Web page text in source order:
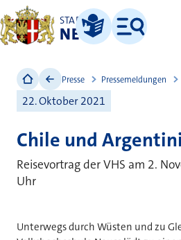
STADT
NEUSS
Leichte Sprache
Menü
Presse Pressemeldungen
22. Oktober 2021
Chile und
Reisevortrag der VHS am 2.
Uhr
Unterwegs durch Wüsten und zu